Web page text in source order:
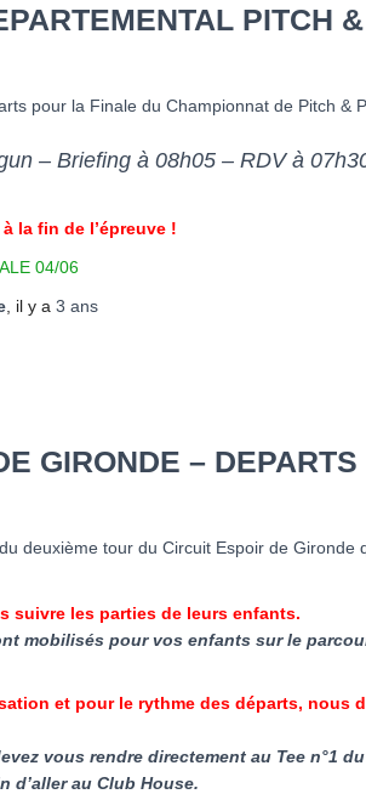
PITCH
pour la Finale du Championnat de Pitch &
– Briefing à 08h05 – RDV à
la fin de l’épreuve !
04/06
, il y a 3 ans
GIRONDE –
deuxième tour du Circuit Espoir de Gironde
suivre les parties de leurs enfants.
mobilisés pour vos enfants sur le
et pour le rythme des départs, nous
vous rendre directement au Tee n°1
d’aller au Club House.